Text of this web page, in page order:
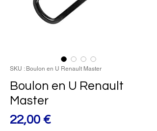
SKU : Boulon en U Renault Master
Boulon en U Renault
Master
22,00 €Prix